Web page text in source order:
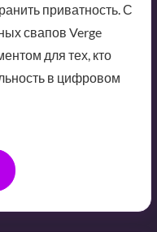
приватность. С
свапов Verge
для тех, кто
в цифровом